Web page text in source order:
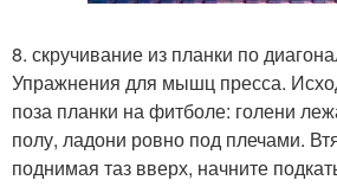
8. скручивание из планки по
Упражнения для мышц пресса.
поза планки на фитболе: голени
полу, ладони ровно под плечами.
поднимая таз вверх, начните